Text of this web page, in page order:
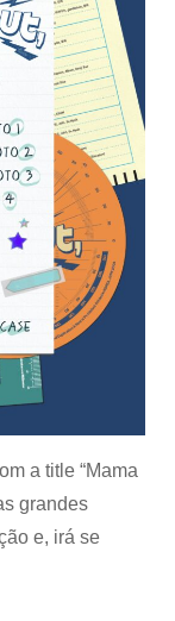
a title “Mama
grandes
e, irá se